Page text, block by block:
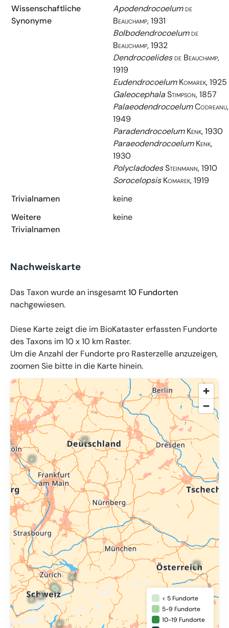
Wissenschaftliche
Synonyme
Apodendrocoelumde
Beauchamp, 1931
Bolbodendrocoelumde
Beauchamp, 1932
Dendrocoelidesde Beauchamp,
1919
Eudendrocoelum Komarek, 1925
GaleocephalaStimpson, 1857
PalaeodendrocoelumCodreanu,
1949
Paradendrocoelum Kenk, 1930
Paraeodendrocoelum Kenk,
1930
PolycladodesSteinmann, 1910
Sorocelopsis Komarek, 1919
Trivialnamen
keine
Weitere
Trivialnamen
keine
Nachweiskarte
Das Taxon wurde an insgesamt10 Fundorten
nachgewiesen.
Diese Karte zeigt die im BioKataster erfassten Fundorte
des Taxons im 10 x 10 km Raster.
Um die Anzahl der Fundorte pro Rasterzelle anzuzeigen,
zoomen Sie bitte in die Karte hinein.
© OpenMapTiles OpenStreetMap 34u GmbH
< 5 Fundorte
5-9 Fundorte
10-19 Fundorte